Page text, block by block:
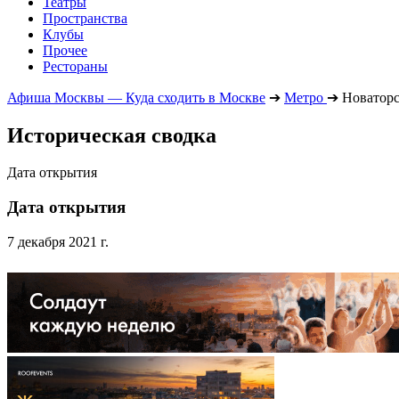
Пространства
Клубы
Прочее
Рестораны
Афиша Москвы — Куда сходить в Москве ➔ Метро ➔
Историческая сводка
Дата открытия
Дата открытия
7 декабря 2021 г.